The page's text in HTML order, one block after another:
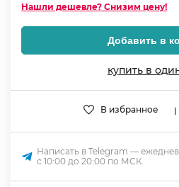
Нашли дешевле? Снизим цену!
Добавить в
купить в
В избранное
Написать в Telegram —
с 10:00 до 20:00 по МСК.